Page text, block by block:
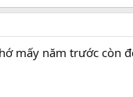
mấy năm trước còn